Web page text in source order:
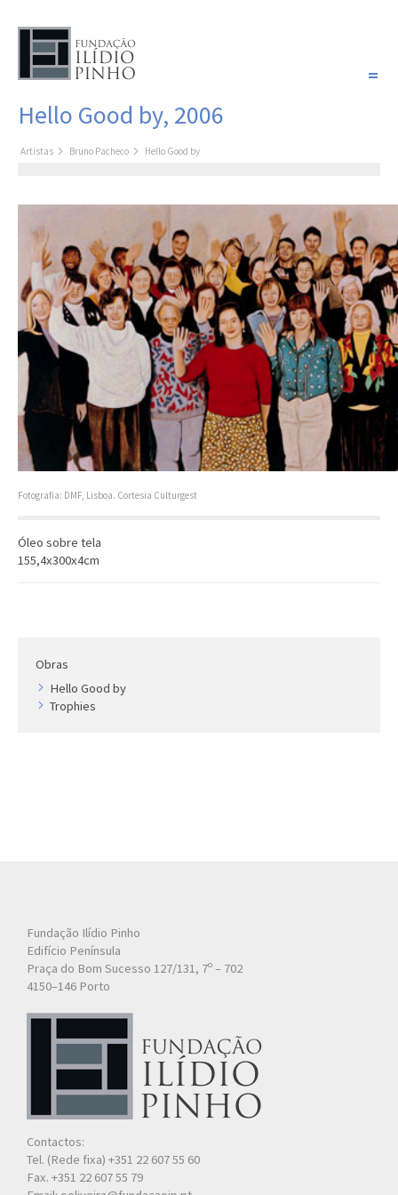
Fotografia
Desenho
Escultura
Filme /
Vídeo
Instalação
Livro de
Artista
Outros
Gravura
Hello Good by, 2006
Artistas Bruno Pacheco Hello Good by
Fotografia: DMF, Lisboa. Cortesia Culturgest
Óleo sobre tela
155,4x300x4cm
Obras
Hello Good by
Trophies
Fundação Ilídio Pinho
Edifício Península
Praça do Bom Sucesso 127/131, 7º – 702
4150–146 Porto
Contactos:
Tel. (Rede fixa) +351 22 607 55 60
Fax. +351 22 607 55 79